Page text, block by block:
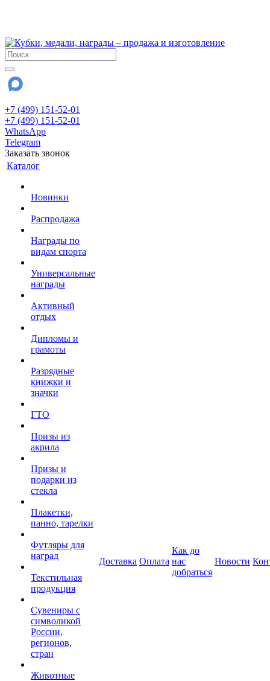
+7 (499) 151-52-01
+7 (499) 151-52-01
WhatsApp
Telegram
Заказать звонок
Каталог
Новинки
Распродажа
Награды по
видам спорта
Универсальные
награды
Активный
отдых
Дипломы и
грамоты
Разрядные
книжки и
значки
ГТО
Призы из
акрила
Призы и
подарки из
стекла
Плакетки,
панно, тарелки
Футляры для
наград
Текстильная
продукция
Сувениры с
символикой
России,
регионов,
стран
Животные
Доставка Оплата
Как до
нас
добраться
Новости